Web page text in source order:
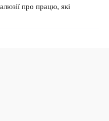
про працю, які